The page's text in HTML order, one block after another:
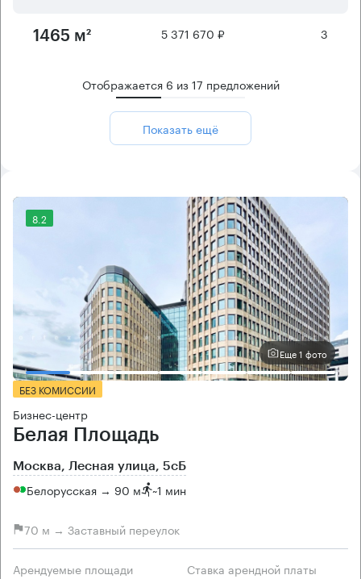
1465 м² 5 371 670 ₽ 3
Отображается 6 из17 предложений
Показать ещё
8.2
Еще 1 фото
БЕЗ КОМИССИИ
Бизнес-центр
Белая Площадь
Москва, Лесная улица, 5сБ
Белорусская → 90 м ~1 мин
70 м → Заставный переулок
Арендуемые площади Ставка арендной платы